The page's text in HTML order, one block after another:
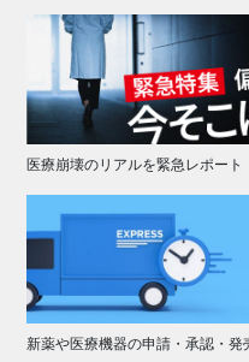
医療崩壊のリアルを緊急レポート
新薬や医療機器の申請・承認・発